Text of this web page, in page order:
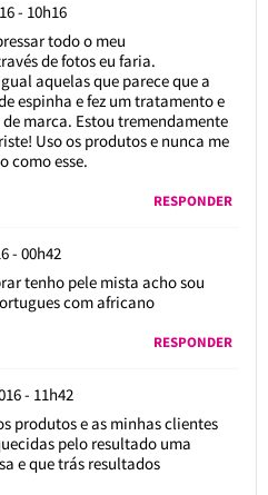
- 10h16
todo o meu
de fotos eu faria.
aquelas que parece que a
espinha e fez um tratamento e
marca. Estou tremendamente
Uso os produtos e nunca me
como esse.
RESPONDER
- 00h42
tenho pele mista acho sou
com africano
RESPONDER
- 11h42
produtos e as minhas clientes
pelo resultado uma
e que trás resultados